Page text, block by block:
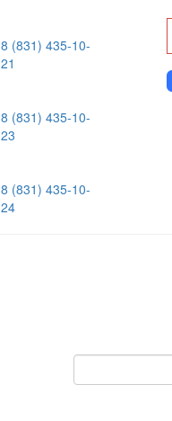
8 (831) 435-10-
21
8 (831) 435-10-
23
8 (831) 435-10-
24